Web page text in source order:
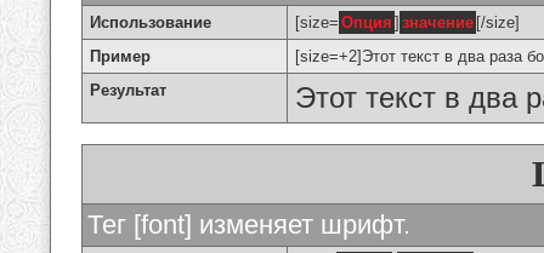
Использование [size= Опция ] значение [/size]
Пример
[size=+2]Этот текст в два раза
Результат
Этот текст в два
Тег [font] изменяет шрифт.